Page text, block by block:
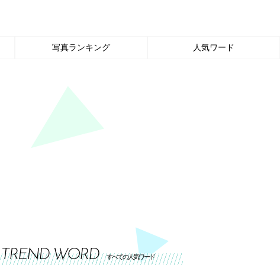
写真ランキング 人気ワード
TREND WORD すべての人気ワード